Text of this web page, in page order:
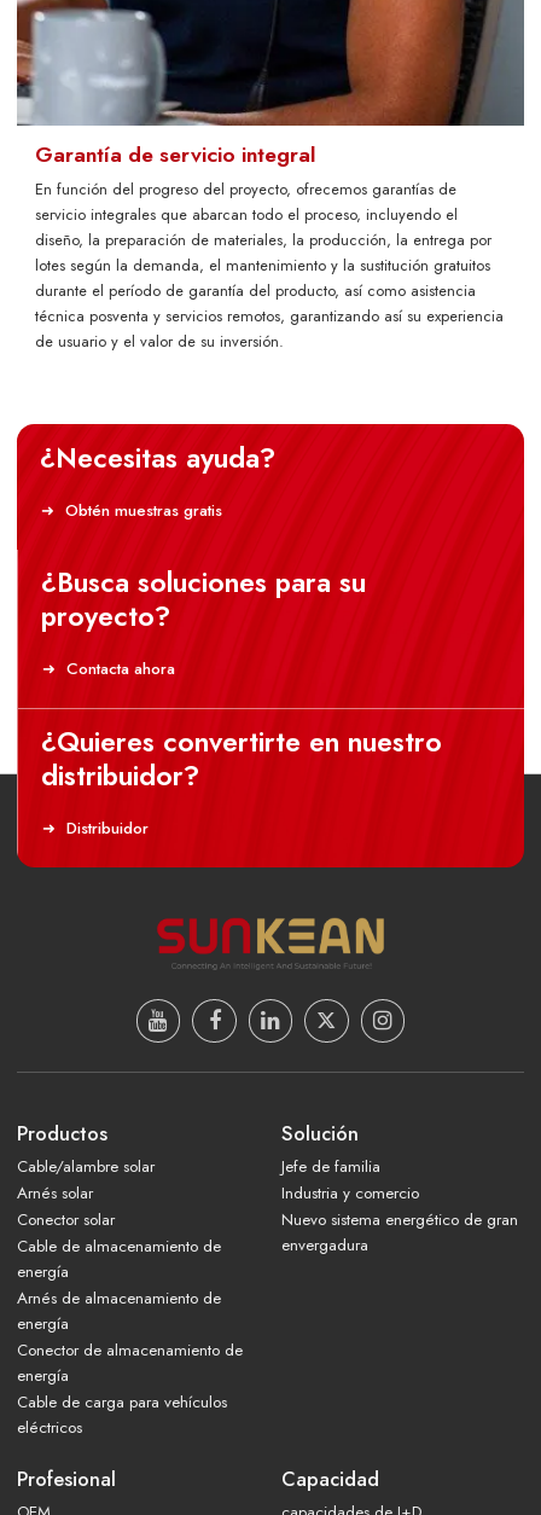
Garantía de servicio integral
En función del progreso del proyecto, ofrecemos garantías de
servicio integrales que abarcan todo el proceso, incluyendo el
diseño, la preparación de materiales, la producción, la entrega por
lotes según la demanda, el mantenimiento y la sustitución gratuitos
durante el período de garantía del producto, así como asistencia
técnica posventa y servicios remotos, garantizando así su experiencia
de usuario y el valor de su inversión.
¿Necesitas ayuda?
Obtén muestras gratis
¿Busca soluciones para su
proyecto?
Contacta ahora
¿Quieres convertirte en nuestro
distribuidor?
Distribuidor
Productos
Cable/alambre solar
Arnés solar
Conector solar
Cable de almacenamiento de
energía
Arnés de almacenamiento de
energía
Conector de almacenamiento de
energía
Cable de carga para vehículos
eléctricos
Solución
Jefe de familia
Industria y comercio
Nuevo sistema energético de gran
envergadura
Profesional Capacidad